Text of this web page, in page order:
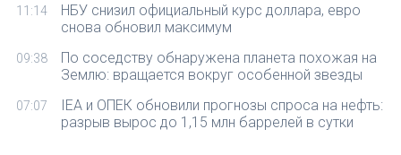
11:14
НБУ снизил официальный курс доллара, евро
снова обновил максимум
09:38
По соседству обнаружена планета похожая на
Землю: вращается вокруг особенной звезды
07:07
IEA и ОПЕК обновили прогнозы спроса на нефть:
разрыв вырос до 1,15 млн баррелей в сутки